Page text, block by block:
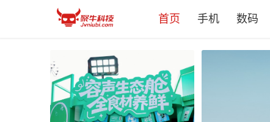
首页 手机 数码